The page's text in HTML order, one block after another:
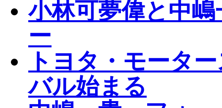
小林可夢偉と中
ー
トヨタ・モータ
バル始まる